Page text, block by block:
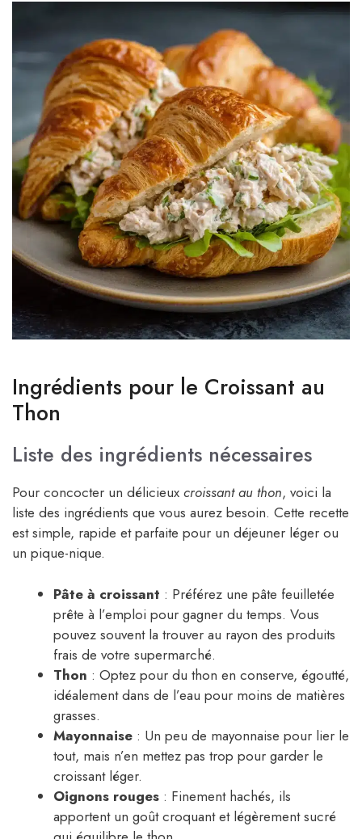
Ingrédients pour le Croissant au
Thon
Liste des ingrédients nécessaires
Pour concocter un délicieux croissant au thon, voici la
liste des ingrédients que vous aurez besoin. Cette recette
est simple, rapide et parfaite pour un déjeuner léger ou
un pique-nique.
Pâte à croissant : Préférez une pâte feuilletée
prête à l’emploi pour gagner du temps. Vous
pouvez souvent la trouver au rayon des produits
frais de votre supermarché.
Thon : Optez pour du thon en conserve, égoutté,
idéalement dans de l’eau pour moins de matières
grasses.
Mayonnaise : Un peu de mayonnaise pour lier le
tout, mais n’en mettez pas trop pour garder le
croissant léger.
Oignons rouges : Finement hachés, ils
apportent un goût croquant et légèrement sucré